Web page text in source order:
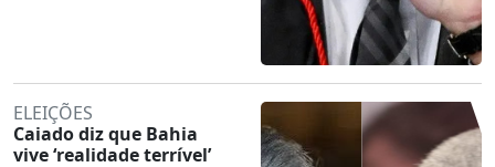
ELEIÇÕES
Caiado diz que Bahia
vive ‘realidade terrível’